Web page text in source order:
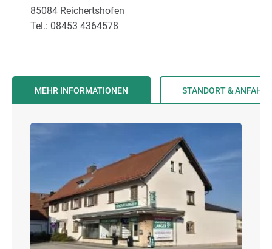
85084 Reichertshofen
Tel.: 08453 4364578
MEHR INFORMATIONEN STANDORT &